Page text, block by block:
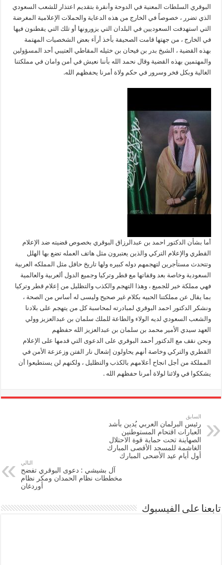
البوقري السلطات المعنية في الدوحة وأنقرة بتقديم اعتذار للشعب السعودي
الذي تضرر ، خصوصاً في الخارج من هذه الدعاية والحملات الإعلامية المغرضة
التي استهدفت السعوديين في البلدان التي يزورونها أو تلك التي يقطنون فيها
في الخارج ، من جهتها قامت الصحيفة بأخذ أرآء بعض الشخصيات المهتمة
بهذه القضية ، الشيخ بدر بن فيحان بن خثيله المقاطي العتيبي أحد المسؤولين
والمهتمين بهذه القضية وقال نحمد الله بأننا نعيش في أمن وامان في مملكتنا
الغالية وبكل فخر وسرور في حكم ولاة أمرنا يحفظهم الله.
أما بشأن الدكتور احمد بن عبدالرزاق البوقري بخصوص قضيته ضد الإعلام
القطري والإعلام التركي والذين يعتبرون مثل هاتف العمله تضع بها الهلل
وتتحدث مستأجرين لتهجمهم دوله كبيره ولها تاريخ حافل مثل المملكه العربية
السعودية وخاصة بعد وقفاتها مع قطر وتركيا وجميع الدول ألعربية والعالمية
فهي مملكة خير للجميع ، وهذا التهجم والكذب والتظليل من إعلام قطر وتركيا
بما يقال عن مملكتنا الحبيه بكلام غير صحيح وليسى له أساس من الصحة ،
ونشكر الدكتور احمد البوقري لمبادرته لمحاسبة كل من يتهجم على بلادنا
والشعب السعودي لديه الولاء والطاعة للملك سلمان بن عبدالعزيز وولي
العهد سيدي الأمير محمد بن سلمان بن عبدالعزيز الله حفظهم
ونحن نقف مع الدكتور أحمد البوقري على الدعوى التي قدمها على الإعلام
القطري والتركي وخاصة أنهم يحاولون إشعال نار الفتن وزعزعة الأمن في
المملكة من أجل انجاح أعلامهم بالكذب والتظليل ، ولكنهم لن يستطيعوا أن
يشككوا في ولائنا لولاة أمرنا حفظهم الله .
السابق
رئيس البرلمان العربي يُدين بأشد
العبارات اقتحام المستوطنين
الصهاينة تحت حماية قوة الاحتلال
الغاشمة للمسجد الأقصى المبارك
أول أيام عيد الأضحى المبارك
التالي
آل بشيشي : دعوى البوقري تفضح
مخططات نظام الحمدان ومكر نظام
أوردغان
تابعنا على الفيسبوك